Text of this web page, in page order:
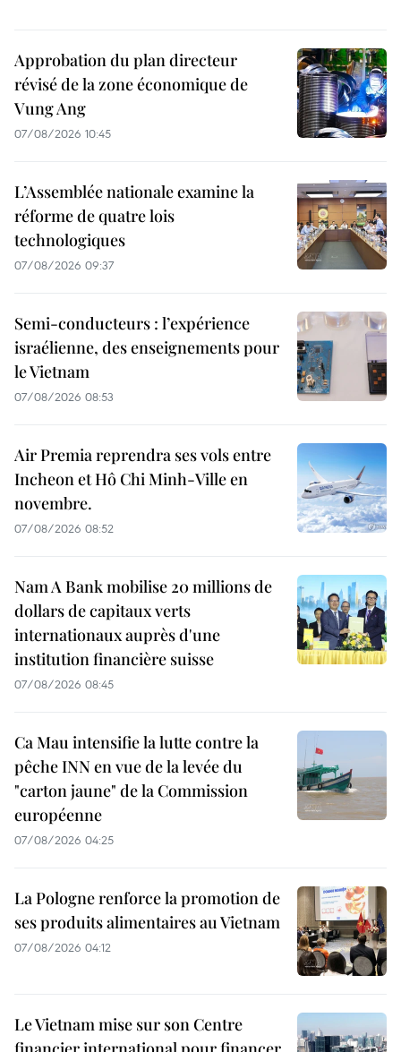
Approbation du plan directeur
révisé de la zone économique de
Vung Ang
07/08/2026 10:45
L’Assemblée nationale examine la
réforme de quatre lois
technologiques
07/08/2026 09:37
Semi-conducteurs : l’expérience
israélienne, des enseignements pour
le Vietnam
07/08/2026 08:53
Air Premia reprendra ses vols entre
Incheon et Hô Chi Minh-Ville en
novembre.
07/08/2026 08:52
Nam A Bank mobilise 20 millions de
dollars de capitaux verts
internationaux auprès d'une
institution financière suisse
07/08/2026 08:45
Ca Mau intensifie la lutte contre la
pêche INN en vue de la levée du
"carton jaune" de la Commission
européenne
07/08/2026 04:25
La Pologne renforce la promotion de
ses produits alimentaires au Vietnam
07/08/2026 04:12
Le Vietnam mise sur son Centre